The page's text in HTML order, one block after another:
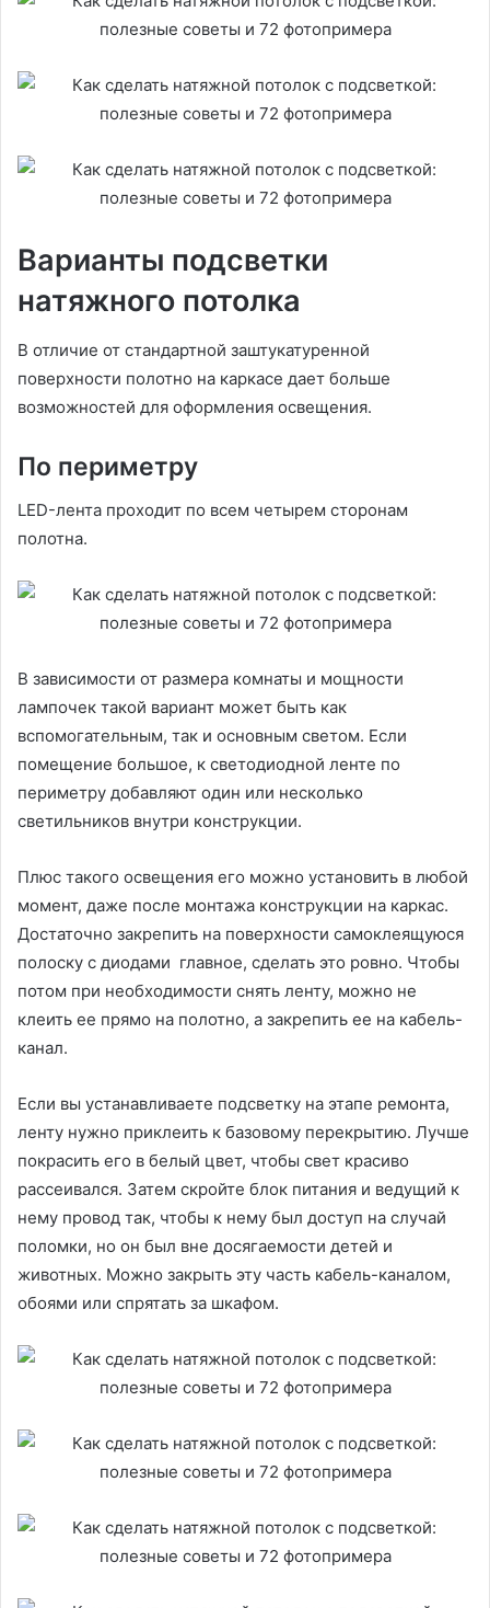
Варианты подсветки
натяжного потолка
В отличие от стандартной заштукатуренной
поверхности полотно на каркасе дает больше
возможностей для оформления освещения.
По периметру
LED-лента проходит по всем четырем сторонам
полотна.
В зависимости от размера комнаты и мощности
лампочек такой вариант может быть как
вспомогательным, так и основным светом. Если
помещение большое, к светодиодной ленте по
периметру добавляют один или несколько
светильников внутри конструкции.
Плюс такого освещения его можно установить в любой
момент, даже после монтажа конструкции на каркас.
Достаточно закрепить на поверхности самоклеящуюся
полоску с диодами главное, сделать это ровно. Чтобы
потом при необходимости снять ленту, можно не
клеить ее прямо на полотно, а закрепить ее на кабель-
канал.
Если вы устанавливаете подсветку на этапе ремонта,
ленту нужно приклеить к базовому перекрытию. Лучше
покрасить его в белый цвет, чтобы свет красиво
рассеивался. Затем скройте блок питания и ведущий к
нему провод так, чтобы к нему был доступ на случай
поломки, но он был вне досягаемости детей и
животных. Можно закрыть эту часть кабель-каналом,
обоями или спрятать за шкафом.